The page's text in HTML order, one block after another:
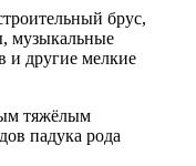
брус,
музыкальные
и другие мелкие
тяжёлым
падука рода